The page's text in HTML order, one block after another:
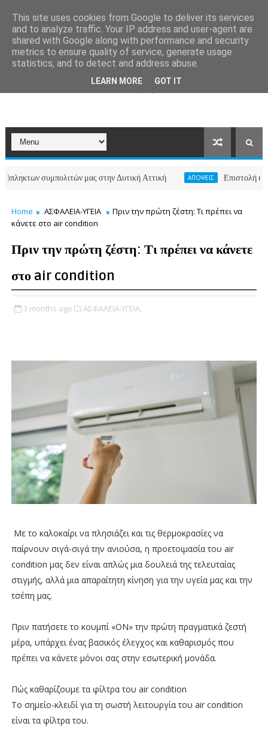
συμπολιτών μας στην Δυτική Αττική ΑΠΟΨΕΙΣ Επιστολή κατοίκων
Home ΑΣΦΑΛΕΙΑ-ΥΓΕΙΑ
Πριν την πρώτη ζέστη: Τι πρέπει να
κάνετε στο air condition
Πριν την πρώτη ζέστη: Τι πρέπει να κάνετε
στο air condition
3 months ago ΑΣΦΑΛΕΙΑ-ΥΓΕΙΑ,
Με το καλοκαίρι να πλησιάζει και τις θερμοκρασίες να
παίρνουν σιγά-σιγά την ανιούσα, η προετοιμασία του air
condition μας δεν είναι απλώς μια δουλειά της τελευταίας
στιγμής, αλλά μια απαραίτητη κίνηση για την υγεία μας και την
τσέπη μας.
Πριν πατήσετε το κουμπί «ON» την πρώτη πραγματικά ζεστή
μέρα, υπάρχει ένας βασικός έλεγχος και καθαρισμός που
πρέπει να κάνετε μόνοι σας στην εσωτερική μονάδα.
Πώς καθαρίζουμε τα φίλτρα του air condition
Το σημείο-κλειδί για τη σωστή λειτουργία του air condition
είναι τα φίλτρα του.
This site uses cookies from Google to deliver its services
and to analyze traffic. Your IP address and user-agent are
shared with Google along with performance and security
metrics to ensure quality of service, generate usage
statistics, and to detect and address abuse.
LEARN MORE GOT IT